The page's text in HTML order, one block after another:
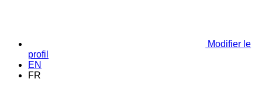
Modifier le
profil
EN
FR